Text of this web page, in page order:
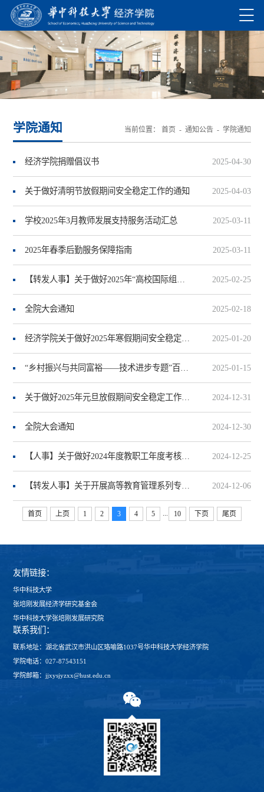
学院通知 当前位置： 首页 - 通知公告 - 学院通知
经济学院捐赠倡议书 2025-04-30
关于做好清明节放假期间安全稳定工作的通知 2025-04-03
学校2025年3月教师发展支持服务活动汇总 2025-03-11
2025年春季后勤服务保障指南 2025-03-11
【转发人事】关于做好2025年“高校国际组织师资出国留学项目”选派工作的通知 2025-02-25
全院大会通知 2025-02-18
经济学院关于做好2025年寒假期间安全稳定工作的通知 2025-01-20
“乡村振兴与共同富裕——技术进步专题”百村千户调研项目调研案例大赛征稿启事 2025-01-15
关于做好2025年元旦放假期间安全稳定工作的通知 2024-12-31
全院大会通知 2024-12-30
【人事】关于做好2024年度教职工年度考核工作的通知 2024-12-25
【转发人事】关于开展高等教育管理系列专业技术职务聘任工作的通知 2024-12-06
首页 上页 1 2 3 4 5 ... 10 下页 尾页
友情链接：
华中科技大学
张培刚发展经济学研究基金会
华中科技大学张培刚发展研究院
联系我们：
联系地址：湖北省武汉市洪山区珞喻路1037号华中科技大学经济学院
学院电话：027-87543151
学院邮箱：jjxysjyzxx@hust.edu.cn